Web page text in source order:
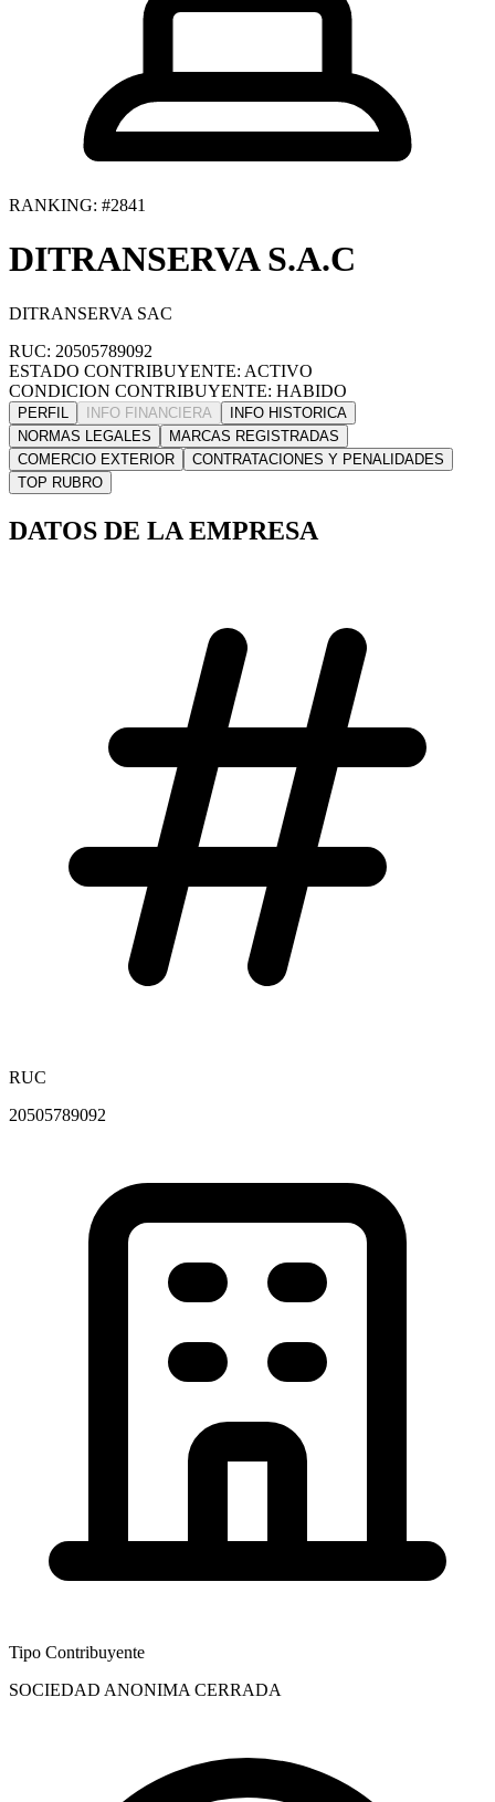
RANKING: #2841
DITRANSERVA S.A.C
DITRANSERVA SAC
RUC: 20505789092
ESTADO CONTRIBUYENTE: ACTIVO
CONDICION CONTRIBUYENTE: HABIDO
PERFIL INFO FINANCIERA
INFO HISTORICA
NORMAS LEGALES
MARCAS REGISTRADAS
COMERCIO EXTERIOR
CONTRATACIONES Y PENALIDADES
TOP RUBRO
DATOS DE LA EMPRESA
RUC
20505789092
Tipo Contribuyente
SOCIEDAD ANONIMA CERRADA